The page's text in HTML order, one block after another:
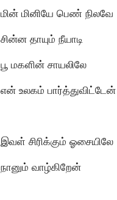
மின் மினியே பெண் நிலவே
சின்ன தாயும் நீயாடி
பூ மகளின் சாயலிலே
என் உலகம் பார்த்துவிட்டேன்
இவள் சிரிக்கும் ஓசையிலே
நானும் வாழ்கிறேன்